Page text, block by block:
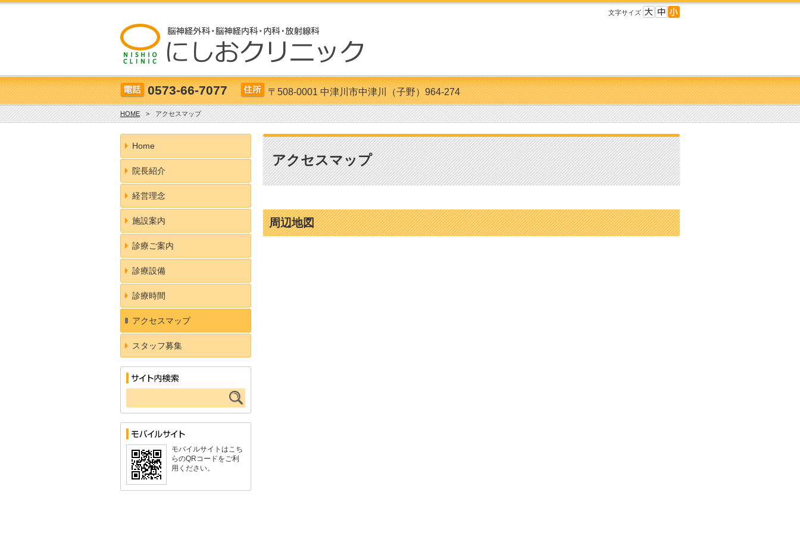
0573-66-7077 〒508-0001 中津川市中津川（子野）964-274
HOME > アクセスマップ
アクセスマップ
周辺地図
Home
院長紹介
経営理念
施設案内
診療ご案内
診療設備
診療時間
アクセスマップ
スタッフ募集
モバイルサイトはこち
らのQRコードをご利
用ください。
文字サイズ